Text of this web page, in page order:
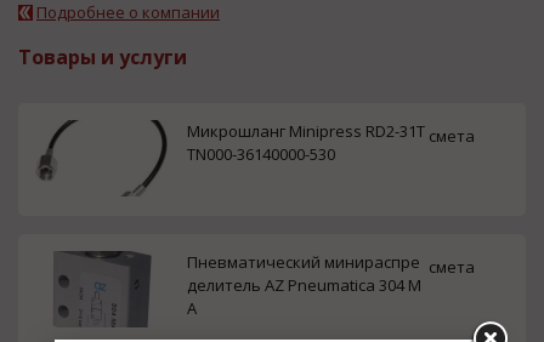
Подробнее о компании
Товары и услуги
Микрошланг Minipress RD2-31T
TN000-36140000-530
смета
Пневматический минираспре
делитель AZ Pneumatica 304 M
A
смета